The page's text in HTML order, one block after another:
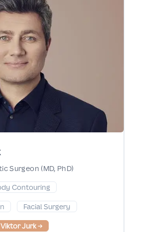
Surgeon (MD, PhD)
Contouring
Facial Surgery
Viktor Jurk→